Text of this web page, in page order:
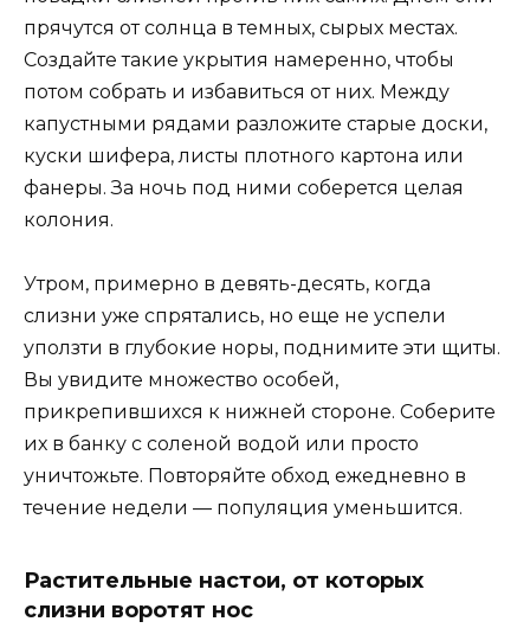
прячутся от солнца в темных, сырых местах.
Создайте такие укрытия намеренно, чтобы
потом собрать и избавиться от них. Между
капустными рядами разложите старые доски,
куски шифера, листы плотного картона или
фанеры. За ночь под ними соберется целая
колония.
Утром, примерно в девять-десять, когда
слизни уже спрятались, но еще не успели
уползти в глубокие норы, поднимите эти щиты.
Вы увидите множество особей,
прикрепившихся к нижней стороне. Соберите
их в банку с соленой водой или просто
уничтожьте. Повторяйте обход ежедневно в
течение недели — популяция уменьшится.
Растительные настои, от которых
слизни воротят нос